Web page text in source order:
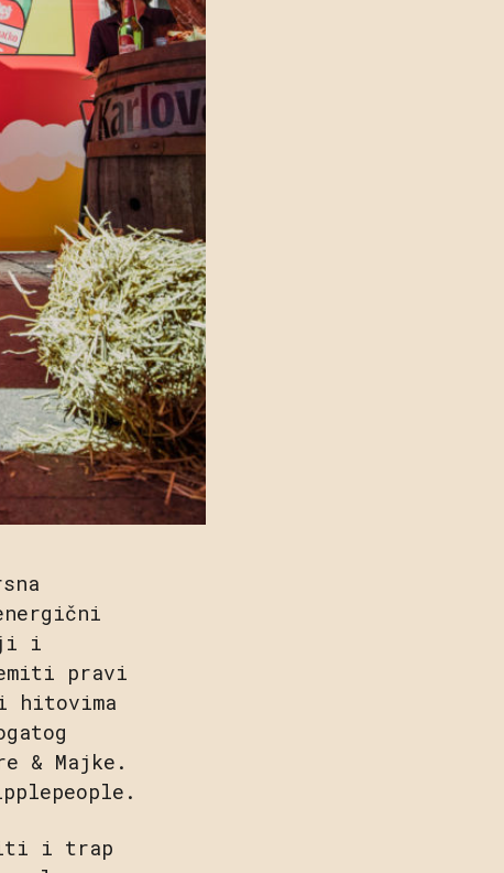
i
pravi
hitovima
& Majke.
i trap